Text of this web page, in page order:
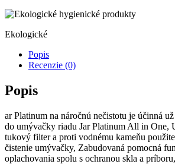
Ekologické
Popis
Recenzie (0)
Popis
ar Platinum na náročnú nečistotu je účinná
do umývačky riadu Jar Platinum All in One,
tukový filter a proti vodnému kameňu
čistenie umývačky, Zabudovaná pomocná
oplachovania spolu s ochranou skla a